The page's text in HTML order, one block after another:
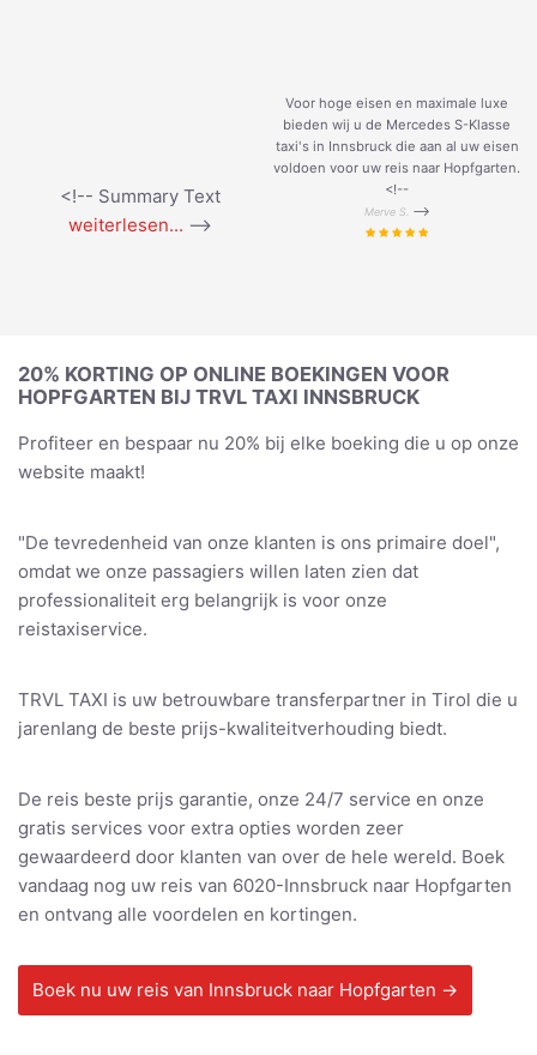
<!-- Summary Text
weiterlesen... -->
Voor hoge eisen en maximale luxe
bieden wij u de Mercedes S-Klasse
taxi's in Innsbruck die aan al uw eisen
voldoen voor uw reis naar Hopfgarten.
<!--
Merve S. -->
20% KORTING OP ONLINE BOEKINGEN VOOR
HOPFGARTEN BIJ TRVL TAXI INNSBRUCK
Profiteer en bespaar nu 20% bij elke boeking die u op onze
website maakt!
"De tevredenheid van onze klanten is ons primaire doel",
omdat we onze passagiers willen laten zien dat
professionaliteit erg belangrijk is voor onze
reistaxiservice.
TRVL TAXI is uw betrouwbare transferpartner in Tirol die u
jarenlang de beste prijs-kwaliteitverhouding biedt.
De reis beste prijs garantie, onze 24/7 service en onze
gratis services voor extra opties worden zeer
gewaardeerd door klanten van over de hele wereld. Boek
vandaag nog uw reis van 6020-Innsbruck naar Hopfgarten
en ontvang alle voordelen en kortingen.
Boek nu uw reis van Innsbruck naar Hopfgarten →